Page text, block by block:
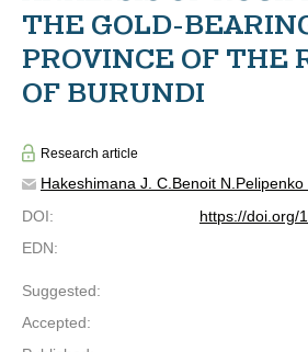
THE GOLD-
PROVINCE OF THE
OF BURUNDI
Research article
Hakeshimana J. C. Benoit N. Pelipenko
DOI:
https://doi.org/
EDN:
Suggested:
Accepted: